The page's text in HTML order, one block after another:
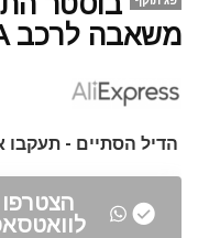
משאבה לרכב Baseus 1000A
הדיל הסתיים - תעקבו
הצטרפו